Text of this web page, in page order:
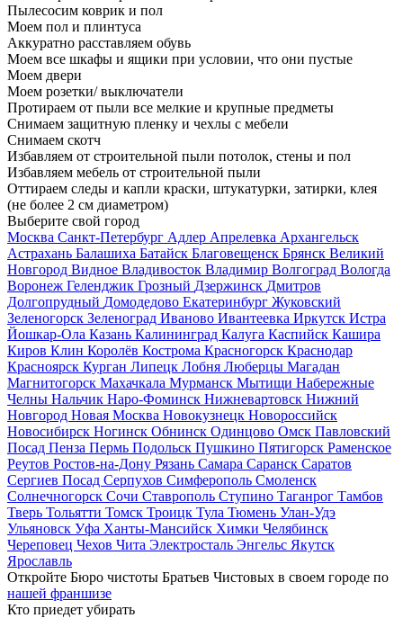
Пылесосим коврик и пол
Моем пол и плинтуса
Аккуратно расставляем обувь
Моем все шкафы и ящики при условии, что они пустые
Моем двери
Моем розетки/ выключатели
Протираем от пыли все мелкие и крупные предметы
Снимаем защитную пленку и чехлы с мебели
Снимаем скотч
Избавляем от строительной пыли потолок, стены и пол
Избавляем мебель от строительной пыли
Оттираем следы и капли краски, штукатурки, затирки, клея
(не более 2 см диаметром)
Выберите свой город
Москва Санкт-Петербург Адлер Апрелевка Архангельск
Астрахань Балашиха Батайск Благовещенск Брянск Великий
Новгород Видное Владивосток Владимир Волгоград Вологда
Воронеж Геленджик Грозный Дзержинск Дмитров
Долгопрудный Домодедово Екатеринбург Жуковский
Зеленогорск Зеленоград Иваново Ивантеевка Иркутск Истра
Йошкар-Ола Казань Калининград Калуга Каспийск Кашира
Киров Клин Королёв Кострома Красногорск Краснодар
Красноярск Курган Липецк Лобня Люберцы Магадан
Магнитогорск Махачкала Мурманск Мытищи Набережные
Челны Нальчик Наро-Фоминск Нижневартовск Нижний
Новгород Новая Москва Новокузнецк Новороссийск
Новосибирск Ногинск Обнинск Одинцово Омск Павловский
Посад Пенза Пермь Подольск Пушкино Пятигорск Раменское
Реутов Ростов-на-Дону Рязань Самара Саранск Саратов
Сергиев Посад Серпухов Симферополь Смоленск
Солнечногорск Сочи Ставрополь Ступино Таганрог Тамбов
Тверь Тольятти Томск Троицк Тула Тюмень Улан-Удэ
Ульяновск Уфа Ханты-Мансийск Химки Челябинск
Череповец Чехов Чита Электросталь Энгельс Якутск
Ярославль
Откройте Бюро чистоты Братьев Чистовых в своем городе по
нашей франшизе
Кто приедет убирать